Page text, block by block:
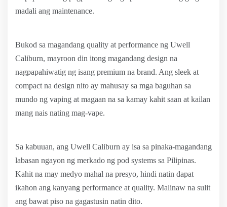
madali ang maintenance.
Bukod sa magandang quality at performance ng Uwell
Caliburn, mayroon din itong magandang design na
nagpapahiwatig ng isang premium na brand. Ang sleek at
compact na design nito ay mahusay sa mga baguhan sa
mundo ng vaping at magaan na sa kamay kahit saan at kailan
mang nais nating mag-vape.
Sa kabuuan, ang Uwell Caliburn ay isa sa pinaka-magandang
labasan ngayon ng merkado ng pod systems sa Pilipinas.
Kahit na may medyo mahal na presyo, hindi natin dapat
ikahon ang kanyang performance at quality. Malinaw na sulit
ang bawat piso na gagastusin natin dito.